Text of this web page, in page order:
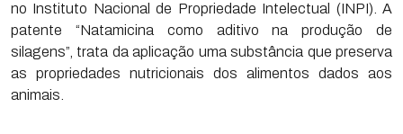
no Instituto Nacional de Propriedade Intelectual (INPI). A
patente “Natamicina como aditivo na produção de
silagens”, trata da aplicação uma substância que preserva
as propriedades nutricionais dos alimentos dados aos
animais.